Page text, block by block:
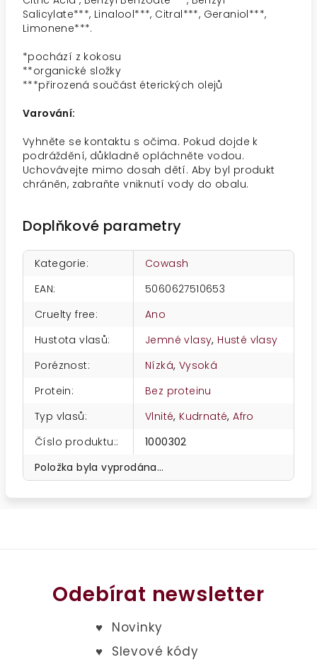
Salicylate***, Linalool***, Citral***, Geraniol***,
Limonene***.
*pochází z kokosu
**organické složky
***přirozená součást éterických olejů
Varování:
Vyhněte se kontaktu s očima. Pokud dojde k
podráždění, důkladně opláchněte vodou.
Uchovávejte mimo dosah dětí. Aby byl produkt
chráněn, zabraňte vniknutí vody do obalu.
Doplňkové parametry
Kategorie:
Cowash
EAN:
5060627510653
Cruelty free:
Ano
Hustota vlasů: Jemné vlasy, Husté vlasy
Poréznost: Nízká, Vysoká
Protein:
Bez proteinu
Typ vlasů: Vlnité, Kudrnaté,Afro
Číslo produktu::
1000302
Položka byla vyprodána…
Odebírat newsletter